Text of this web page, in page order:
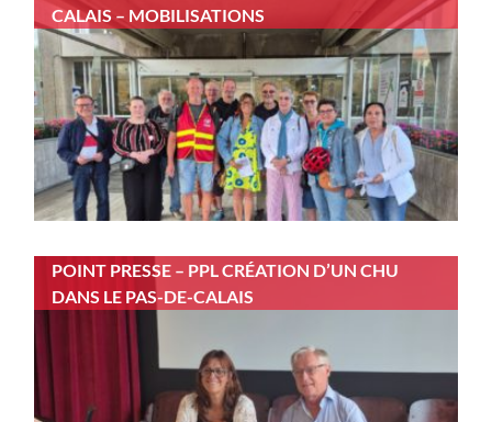
CALAIS – MOBILISATIONS
POINT PRESSE – PPL CRÉATION D’UN CHU
DANS LE PAS-DE-CALAIS